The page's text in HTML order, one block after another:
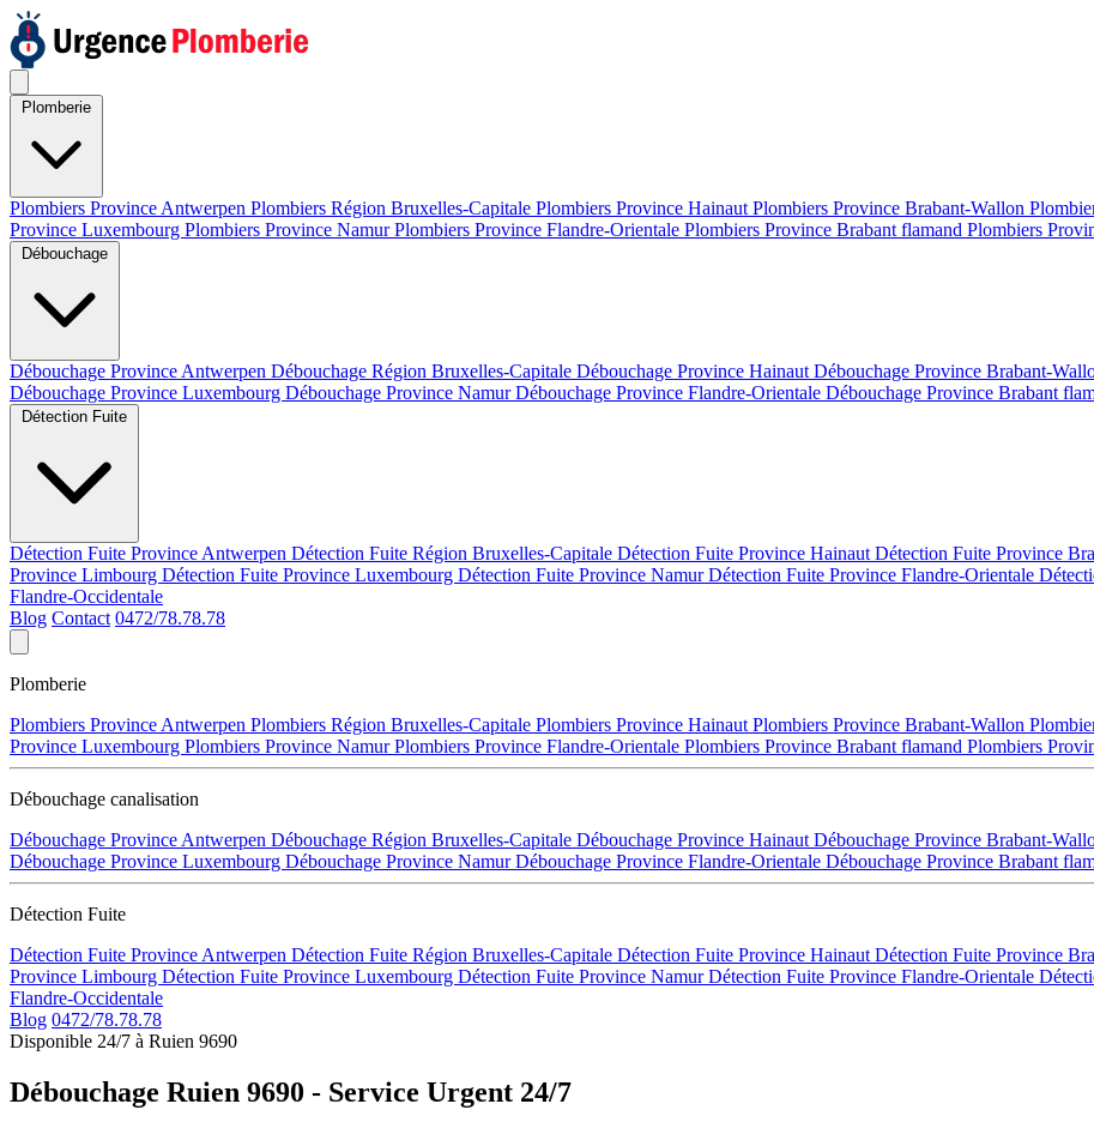
Plombiers Province Antwerpen Plombiers Région Bruxelles-Capitale Plombiers Province Hainaut Plombiers Province Brabant-Wallon
Province Luxembourg Plombiers Province NamurPlombiers Province Flandre-Orientale Plombiers Province Brabant flamand Plombiers
Débouchage Province Antwerpen Débouchage Région Bruxelles-Capitale Débouchage Province Hainaut Débouchage Province Brabant-
Débouchage Province Luxembourg Débouchage Province NamurDébouchage Province Flandre-Orientale Débouchage Province Brabant
Détection Fuite Province Antwerpen Détection Fuite Région Bruxelles-Capitale Détection Fuite Province Hainaut Détection Fuite Province
Province Limbourg Détection Fuite Province Luxembourg Détection Fuite Province NamurDétection Fuite Province Flandre-Orientale
Flandre-Occidentale
Blog Contact 0472/78.78.78
Plomberie
Plombiers Province Antwerpen Plombiers Région Bruxelles-Capitale Plombiers Province Hainaut Plombiers Province Brabant-Wallon
Province Luxembourg Plombiers Province NamurPlombiers Province Flandre-Orientale Plombiers Province Brabant flamand Plombiers
Débouchage canalisation
Débouchage Province Antwerpen Débouchage Région Bruxelles-Capitale Débouchage Province Hainaut Débouchage Province Brabant-
Débouchage Province Luxembourg Débouchage Province NamurDébouchage Province Flandre-Orientale Débouchage Province Brabant
Détection Fuite
Détection Fuite Province Antwerpen Détection Fuite Région Bruxelles-Capitale Détection Fuite Province Hainaut Détection Fuite Province
Province Limbourg Détection Fuite Province Luxembourg Détection Fuite Province NamurDétection Fuite Province Flandre-Orientale
Flandre-Occidentale
Blog 0472/78.78.78
Disponible 24/7 à Ruien 9690
Débouchage Ruien 9690 - Service Urgent 24/7